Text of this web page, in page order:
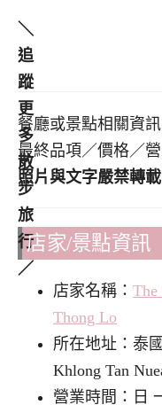
＼
追
蹤
更
多
散
步
旅
行
／
餐廳或景點相關資訊
最終品項／價格／
照片與文字嚴禁轉載
店家/景點資訊
店家名稱： The
Thong Lo
所在地址：泰
Khlong Tan
營業時間：日